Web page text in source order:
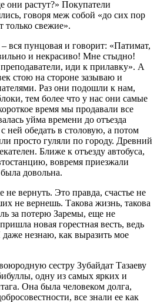
они растут?» Покупатели
говоря меж собой «до сих пор
только свежие».
вся пунцовая и говорит: «Патимат,
и некрасиво! Мне стыдно!
иди к прилавку». А
стою на стороне зазываю и
Раз они подошли к нам,
тем более что у нас они самые
время мы продавали все
уйма времени до отъезда
ней обедать в столовую, а потом
просто гуляли по городу. Древний
Ближе к отъезду автобуса,
вовремя приезжали
довольна.
не вернуть. Это правда, счастье не
не вернешь. Такова жизнь, такова
за потерю Заремы, еще не
новая горестная весть, ведь
незнаю, как выразить мое
сестру Зубайдат Тазаеву
одну из самых ярких и
Она была человеком долга,
все знали ее как